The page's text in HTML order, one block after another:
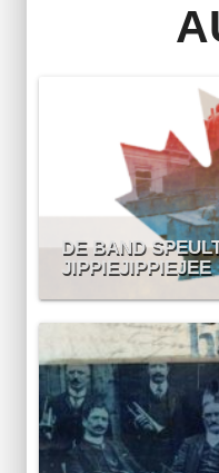
DE BAND
JIPPIEJIPPIEJEE